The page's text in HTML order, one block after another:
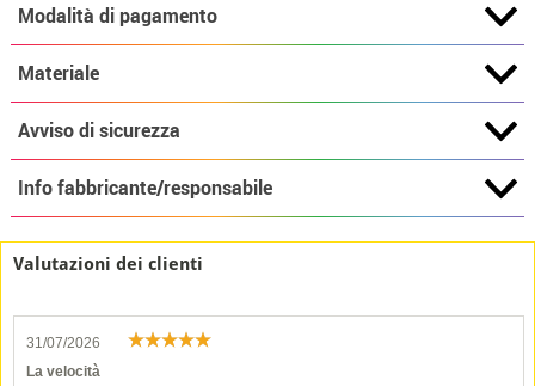
Modalità di pagamento
Materiale
Avviso di sicurezza
Info fabbricante/responsabile
Valutazioni dei clienti
31/07/2026
La velocità